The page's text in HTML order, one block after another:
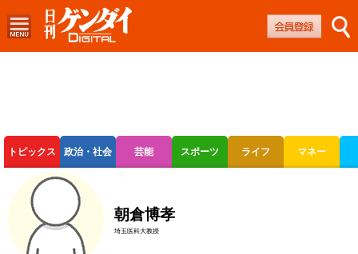
トピックス 政治・社会 芸能 スポーツ ライフ マネー
ボートレース
朝倉博孝
埼玉医科大教授